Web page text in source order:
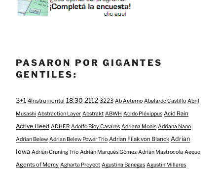
PASARON POR GIGANTES
GENTILES:
3+1 4Instrumental 18:30 2112 3223 Ab Aeterno Abelardo Castillo Abril
Musashi Abstraction Layer Abstrakt ABWH Acido Pléxippus Acid Rain
Active Heed ADHER Adolfo Bioy Casares Adriana Monis Adriana Nano
Adrian Belew Adrian Belew Power Trio Adrian Filak von Blanck Adrian
Iowa Adrián Gruning Trío Adrián Marqués Gómez Adrián Mastrocola Aequo
Agents of Mercy Agharta Proyect Agustina Banegas Agustín Millares